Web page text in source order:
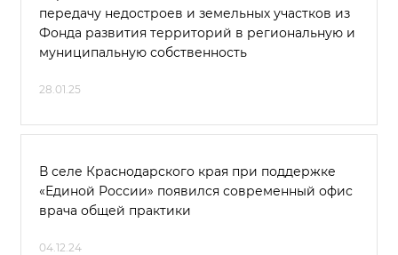
передачу недостроев и земельных участков из
Фонда развития территорий в региональную и
муниципальную собственность
28.01.25
В селе Краснодарского края при поддержке
«Единой России» появился современный офис
врача общей практики
04.12.24